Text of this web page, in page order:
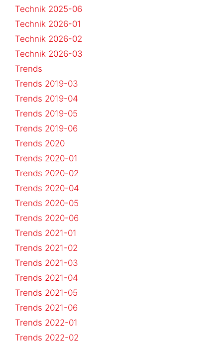
Technik 2025-06
Technik 2026-01
Technik 2026-02
Technik 2026-03
Trends
Trends 2019-03
Trends 2019-04
Trends 2019-05
Trends 2019-06
Trends 2020
Trends 2020-01
Trends 2020-02
Trends 2020-04
Trends 2020-05
Trends 2020-06
Trends 2021-01
Trends 2021-02
Trends 2021-03
Trends 2021-04
Trends 2021-05
Trends 2021-06
Trends 2022-01
Trends 2022-02